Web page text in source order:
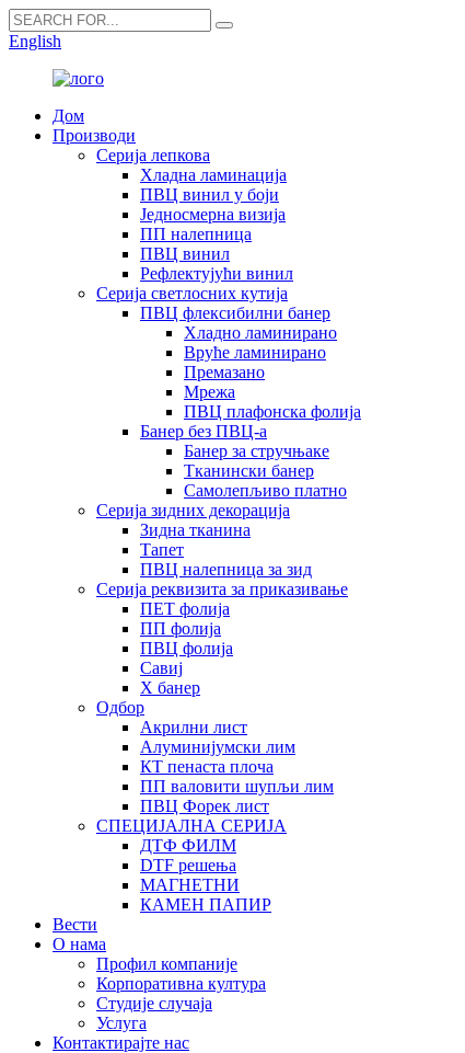
English
Дом
Производи
Серија лепкова
Хладна ламинација
ПВЦ винил у боји
Једносмерна визија
ПП налепница
ПВЦ винил
Рефлектујући винил
Серија светлосних кутија
ПВЦ флексибилни банер
Хладно ламинирано
Вруће ламинирано
Премазано
Мрежа
ПВЦ плафонска фолија
Банер без ПВЦ-а
Банер за стручњаке
Тканински банер
Самолепљиво платно
Серија зидних декорација
Зидна тканина
Тапет
ПВЦ налепница за зид
Серија реквизита за приказивање
ПЕТ фолија
ПП фолија
ПВЦ фолија
Савиј
X банер
Одбор
Акрилни лист
Алуминијумски лим
КТ пенаста плоча
ПП валовити шупљи лим
ПВЦ Форек лист
СПЕЦИЈАЛНА СЕРИЈА
ДТФ ФИЛМ
DTF решења
МАГНЕТНИ
КАМЕН ПАПИР
Вести
О нама
Профил компаније
Корпоративна култура
Студије случаја
Услуга
Контактирајте нас